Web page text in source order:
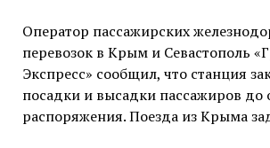
Оператор пассажирских
перевозок в Крым и Севастополь
Экспресс» сообщил, что станция
посадки и высадки пассажиров до
распоряжения. Поезда из Крыма